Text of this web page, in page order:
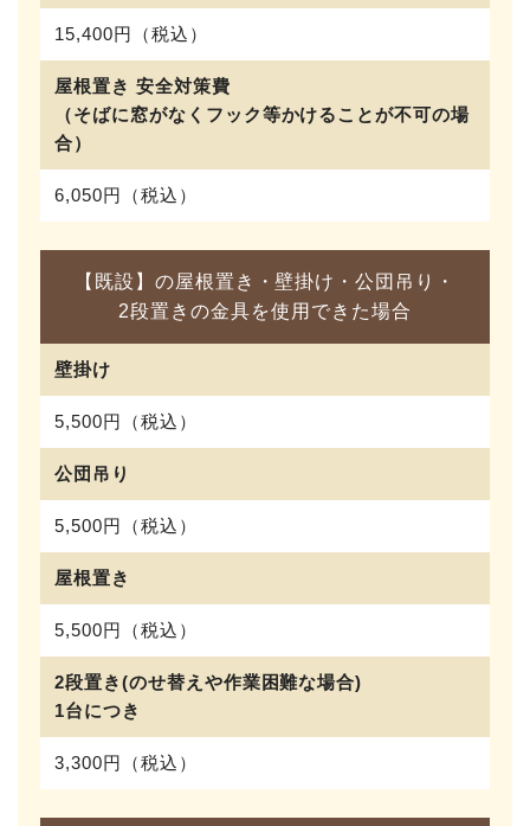
15,400円（税込）
屋根置き 安全対策費
（そばに窓がなくフック等かけることが不可の場
合）
6,050円（税込）
【既設】の屋根置き・壁掛け・公団吊り・
2段置きの金具を使用できた場合
壁掛け
5,500円（税込）
公団吊り
5,500円（税込）
屋根置き
5,500円（税込）
2段置き(のせ替えや作業困難な場合)
1台につき
3,300円（税込）